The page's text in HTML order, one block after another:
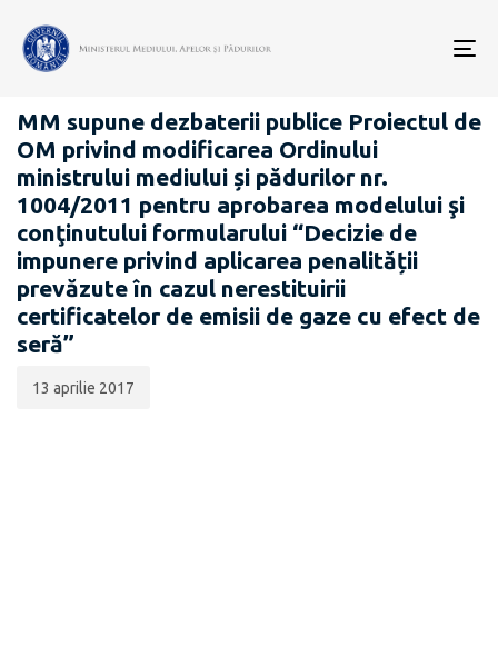
PROIECTE ACTE NORMATIVE
MM supune dezbaterii publice Proiectul de
OM privind modificarea Ordinului
ministrului mediului și pădurilor nr.
1004/2011 pentru aprobarea modelului şi
conţinutului formularului “Decizie de
impunere privind aplicarea penalității
prevăzute în cazul nerestituirii
certificatelor de emisii de gaze cu efect de
seră”
publicării:
13 aprilie 2017